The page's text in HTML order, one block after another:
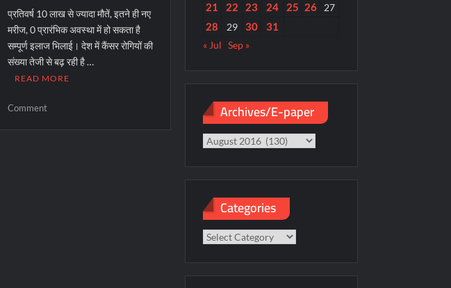
प्रतिवर्ष 10 लाख से ज्यादा मौतें, इतने ही नए
मरीज, 0 प्रारंभिक अवस्था में हो सकता है
सम्पूर्ण इलाज भिलाई। देश में कैंसर रोगियों की
संख्या तेजी से बढ़ रही है …
READ MORE
Commenton
21
22 23 24 25 26 27
28 29 30 31
« Jul Sep »
Archives/E-paper
paper
Categories
Categories